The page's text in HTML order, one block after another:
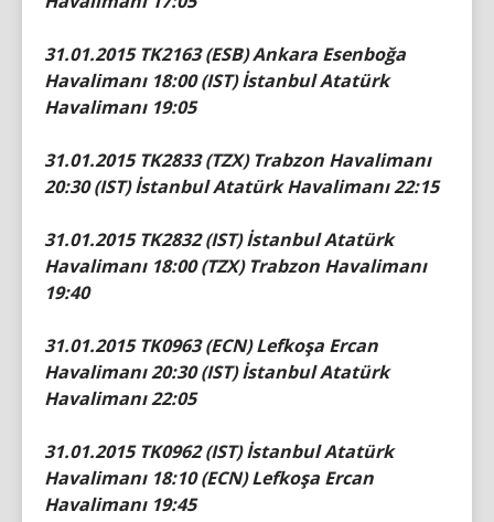
31.01.2015 TK2163 (ESB) Ankara Esenboğa
Havalimanı 18:00 (IST) İstanbul Atatürk
Havalimanı 19:05
31.01.2015 TK2833 (TZX) Trabzon Havalimanı
20:30 (IST) İstanbul Atatürk Havalimanı 22:15
31.01.2015 TK2832 (IST) İstanbul Atatürk
Havalimanı 18:00 (TZX) Trabzon Havalimanı
19:40
31.01.2015 TK0963 (ECN) Lefkoşa Ercan
Havalimanı 20:30 (IST) İstanbul Atatürk
Havalimanı 22:05
31.01.2015 TK0962 (IST) İstanbul Atatürk
Havalimanı 18:10 (ECN) Lefkoşa Ercan
Havalimanı 19:45